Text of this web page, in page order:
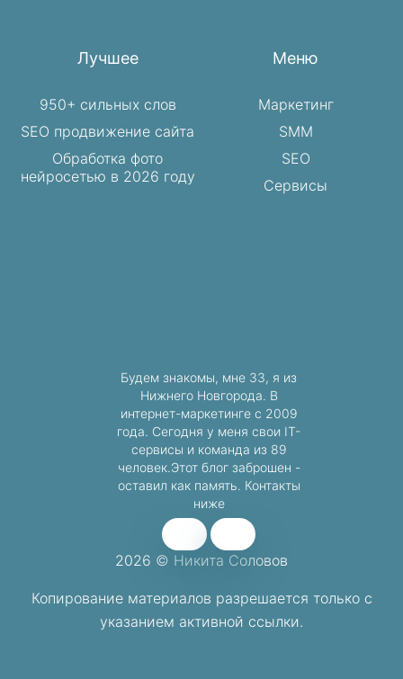
Лучшее
950+ сильных слов
SEO продвижение сайта
Обработка фото
нейросетью в 2026 году
Меню
Маркетинг
SMM
SEO
Сервисы
2026 © Никита Соловов
Копирование материалов разрешается только с
указанием активной ссылки.
Будем знакомы, мне 33, я из
Нижнего Новгорода. В
интернет-маркетинге с 2009
года. Сегодня у меня свои IT-
сервисы и команда из 89
человек.Этот блог заброшен -
оставил как память. Контакты
ниже